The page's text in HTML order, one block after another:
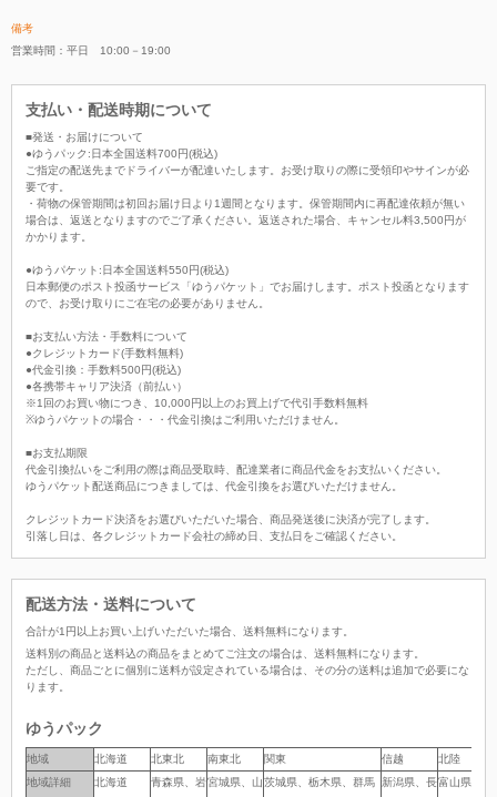
備考
営業時間：平日 10:00－19:00
支払い・配送時期について
■発送・お届けについて
●ゆうパック:日本全国送料700円(税込)
ご指定の配送先までドライバーが配達いたします。お受け取りの際に受領印やサインが必
要です。
・荷物の保管期間は初回お届け日より1週間となります。保管期間内に再配達依頼が無い
場合は、返送となりますのでご了承ください。返送された場合、キャンセル料3,500円が
かかります。
●ゆうパケット:日本全国送料550円(税込)
日本郵便のポスト投函サービス「ゆうパケット」でお届けします。ポスト投函となります
ので、お受け取りにご在宅の必要がありません。
■お支払い方法・手数料について
●クレジットカード(手数料無料)
●代金引換：手数料500円(税込)
●各携帯キャリア決済（前払い）
※1回のお買い物につき、10,000円以上のお買上げで代引手数料無料
※ゆうパケットの場合・・・代金引換はご利用いただけません。
■お支払期限
代金引換払いをご利用の際は商品受取時、配達業者に商品代金をお支払いください。
ゆうパケット配送商品につきましては、代金引換をお選びいただけません。
クレジットカード決済をお選びいただいた場合、商品発送後に決済が完了します。
引落し日は、各クレジットカード会社の締め日、支払日をご確認ください。
配送方法・送料について
合計が1 円以上お買い上げいただいた場合、 送料無料になります。
送料別の商品と送料込の商品をまとめてご注文の場合は、送料無料になります。
ただし、商品ごとに個別に送料が設定されている場合は、その分の送料は追加で必要にな
ります。
ゆうパック
地域 北海道 北東北 南東北 関東 信越 北陸
地域詳細
北海道
青森県、岩宮城県、山茨城県、栃木県、群馬 新潟県、長富山県、石
地域
地域詳細